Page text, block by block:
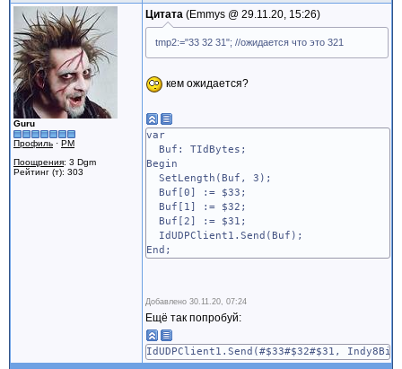
inc(cnt);
SetLength(buff, cnt);
g:=0;
cnt:=0;
while g<=length(tmp2) do begin
if pos(' ',tmp2)>0 then begin
tmp3:=tmp2;
delete(tmp3,pos('
delete(tmp2,1,pos(' ',tmp2));
tmp3:=tmp3;
inc(g);
end;
Guru
Профиль · PM
Поощрения: 3 Dgm
Рейтинг (т): 303
Цитата Emmys @ 29.11.20, 15:26
tmp2:="33 32 31"; //ожидается что это 321
кем ожидается?
var
Buf: TIdBytes;
Begin
SetLength(Buf, 3);
Buf[0] := $33;
Buf[1] := $32;
Buf[2] := $31;
IdUDPClient1.Send(Buf);
End;
Добавлено 30.11.20, 07:24
Ещё так попробуй:
IdUDPClient1.Send(#$33#$32#$31,